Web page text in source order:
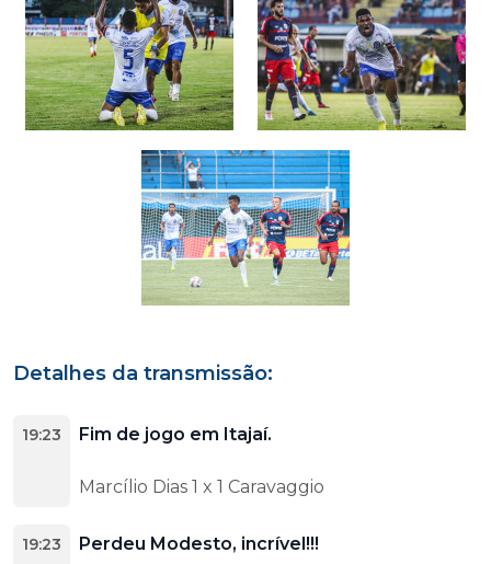
Detalhes da transmissão:
19:23 Fim de jogo em Itajaí.
Marcílio Dias 1 x 1 Caravaggio
19:23 Perdeu Modesto, incrível!!!